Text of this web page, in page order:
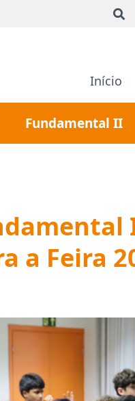
Início
Fundamental II
a Feira